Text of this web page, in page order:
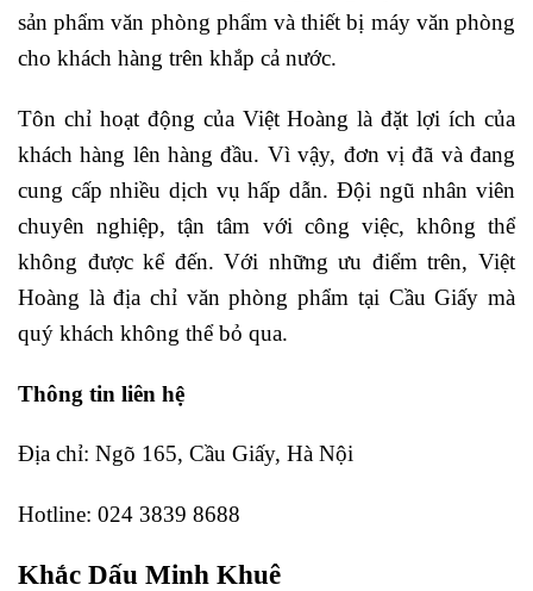
sản phẩm văn phòng phẩm và thiết bị máy văn phòng
cho khách hàng trên khắp cả nước.
Tôn chỉ hoạt động của Việt Hoàng là đặt lợi ích của
khách hàng lên hàng đầu. Vì vậy, đơn vị đã và đang
cung cấp nhiều dịch vụ hấp dẫn. Đội ngũ nhân viên
chuyên nghiệp, tận tâm với công việc, không thể
không được kể đến. Với những ưu điểm trên, Việt
Hoàng là địa chỉ văn phòng phẩm tại Cầu Giấy mà
quý khách không thể bỏ qua.
Thông tin liên hệ
Địa chỉ: Ngõ 165, Cầu Giấy, Hà Nội
Hotline: 024 3839 8688
Khắc Dấu Minh Khuê